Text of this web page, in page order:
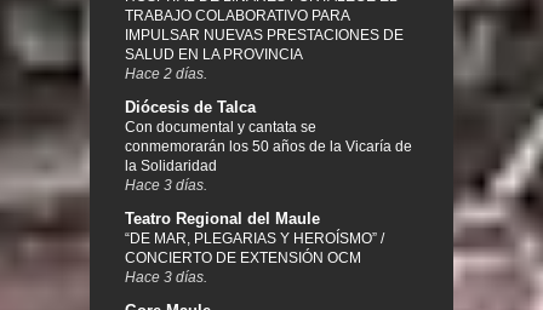
TRABAJO COLABORATIVO PARA
IMPULSAR NUEVAS PRESTACIONES DE
SALUD EN LA PROVINCIA
Hace 2 días.
Diócesis de Talca
Con documental y cantata se
conmemorarán los 50 años de la Vicaría de
la Solidaridad
Hace 3 días.
Teatro Regional del Maule
“DE MAR, PLEGARIAS Y HEROÍSMO” /
CONCIERTO DE EXTENSIÓN OCM
Hace 3 días.